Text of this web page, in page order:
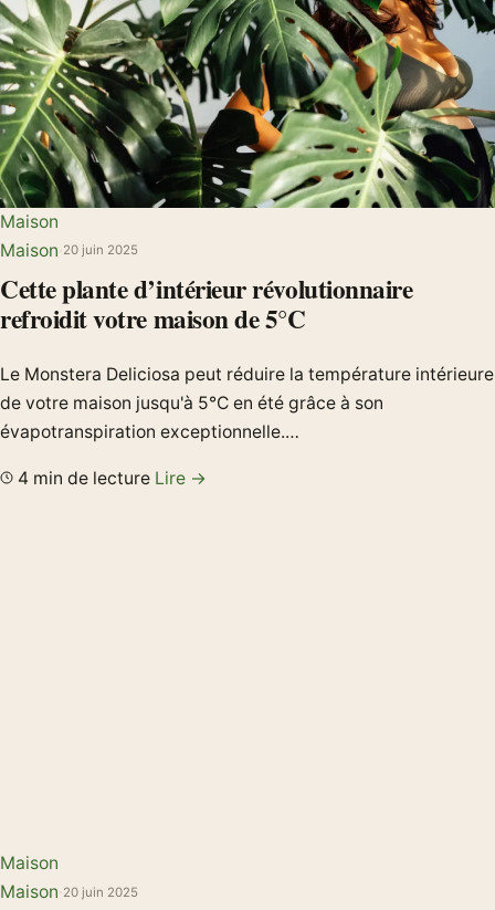
Maison
Maison 20 juin 2025
Cette plante d’intérieur révolutionnaire
refroidit votre maison de 5°C
Le Monstera Deliciosa peut réduire la température intérieure
de votre maison jusqu'à 5°C en été grâce à son
évapotranspiration exceptionnelle.…
4 min de lecture Lire →
Maison
Maison 20 juin 2025